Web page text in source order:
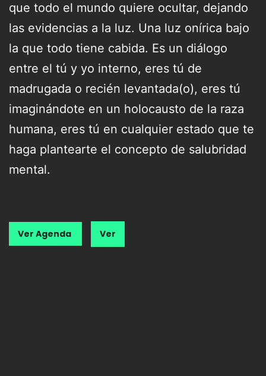
que todo el mundo quiere ocultar, dejando
las evidencias a la luz. Una luz onírica bajo
la que todo tiene cabida. Es un diálogo
entre el tú y yo interno, eres tú de
madrugada o recién levantada(o), eres tú
imaginándote en un holocausto de la raza
humana, eres tú en cualquier estado que te
haga plantearte el concepto de salubridad
mental.
Ver Agenda Ver